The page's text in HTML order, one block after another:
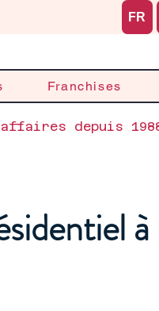
Franchises
affaires depuis
FR